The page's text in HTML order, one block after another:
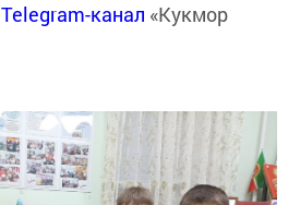
Telegram-канал «Кукмор